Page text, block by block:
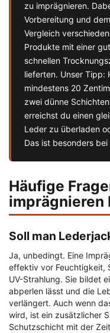
zu imprägnieren.
Vorbereitung und
Vergleich
Produkte mit einer
schnellen
lieferten. Unser Tipp:
mindestens 20
zwei dünne
erreichst du einen
Leder zu überladen
Das ist besonders
Häufige
imprägnieren
Soll man
Ja, unbedingt. Eine
effektiv vor Feuchtigkeit,
UV-Strahlung. Sie bildet
abperlen lässt und die
verlängert. Auch wenn
wird, ist ein zusätzlicher
Schutzschicht mit der